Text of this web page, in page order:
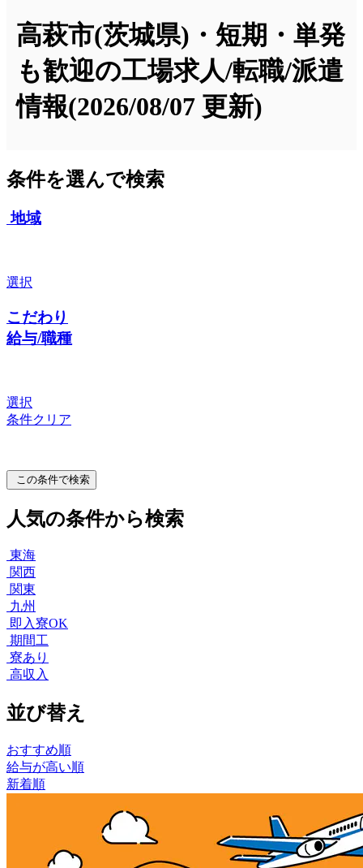
高萩市(茨城県)・短期・単発
も歓迎の工場求人/転職/派遣
情報(2026/08/07 更新)
条件を選んで検索
地域
選択
こだわり
給与/職種
選択
条件クリア
この条件で検索
人気の条件から検索
東海
関西
関東
九州
即入寮OK
期間工
寮あり
高収入
並び替え
おすすめ順
給与が高い順
新着順